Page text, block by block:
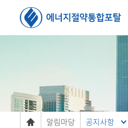
알림마당 공지사항